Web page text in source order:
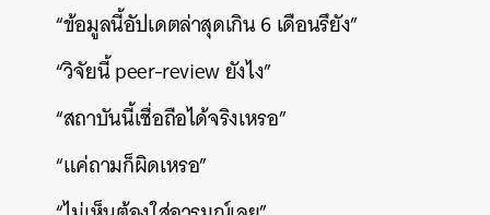
“ข้อมูลนี้อัปเดตล่าสุดเกิน 6 เดือนรึยัง”
“วิจัยนี้ peer-review ยังไง”
“สถาบันนี้เชื่อถือได้จริงเหรอ”
“แค่ถามก็ผิดเหรอ”